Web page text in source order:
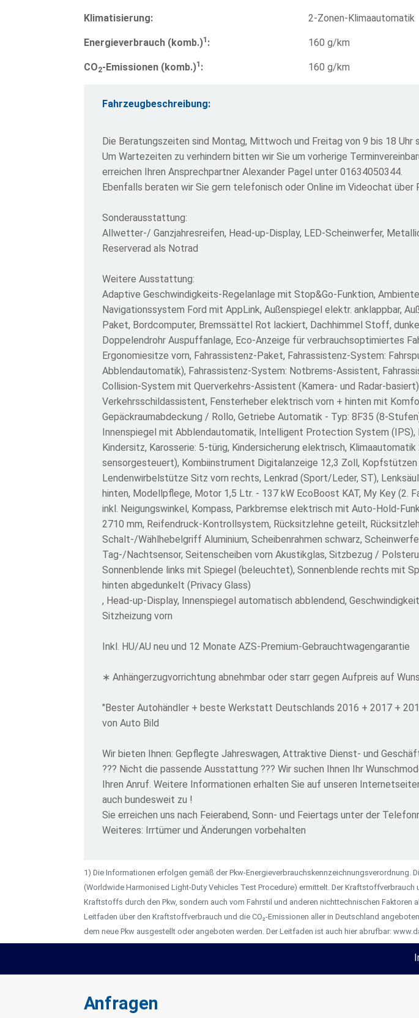
Klimatisierung: 2-Zonen-Klimaautomatik
Energieverbrauch (komb.)1 : 160 g/km
CO2-Emissionen (komb.)1 : 160 g/km
Fahrzeugbeschreibung:
Die Beratungszeiten sind Montag, Mittwoch und Freitag von 9 bis 18 Uhr
Um Wartezeiten zu verhindern bitten wir Sie um vorherige
erreichen Ihren Ansprechpartner Alexander Pagel unter 01634050344.
Ebenfalls beraten wir Sie gern telefonisch oder Online im Videochat über
Sonderausstattung:
Allwetter-/ Ganzjahresreifen, Head-up-Display, LED-Scheinwerfer,
Reserverad als Notrad
Weitere Ausstattung:
Adaptive Geschwindigkeits-Regelanlage mit Stop&Go-Funktion,
Navigationssystem Ford mit AppLink, Außenspiegel elektr. anklappbar,
Paket, Bordcomputer, Bremssättel Rot lackiert, Dachhimmel Stoff,
Doppelendrohr Auspuffanlage, Eco-Anzeige für verbrauchsoptimiertes
Ergonomiesitze vorn, Fahrassistenz-Paket, Fahrassistenz-System:
Abblendautomatik), Fahrassistenz-System: Notbrems-Assistent,
Collision-System mit Querverkehrs-Assistent (Kamera- und Radar-
Verkehrsschildassistent, Fensterheber elektrisch vorn + hinten mit
Gepäckraumabdeckung / Rollo, Getriebe Automatik - Typ: 8F35 (8-
Innenspiegel mit Abblendautomatik, Intelligent Protection System
Kindersitz, Karosserie: 5-türig, Kindersicherung elektrisch,
sensorgesteuert), Kombiinstrument Digitalanzeige 12,3 Zoll,
Lendenwirbelstütze Sitz vorn rechts, Lenkrad (Sport/Leder, ST),
hinten, Modellpflege, Motor 1,5 Ltr. - 137 kW EcoBoost KAT, My Key (2.
inkl. Neigungswinkel, Kompass, Parkbremse elektrisch mit Auto-Hold-
2710 mm, Reifendruck-Kontrollsystem, Rücksitzlehne geteilt,
Schalt-/Wählhebelgriff Aluminium, Scheibenrahmen schwarz,
Tag-/Nachtsensor, Seitenscheiben vorn Akustikglas, Sitzbezug /
Sonnenblende links mit Spiegel (beleuchtet), Sonnenblende rechts mit
hinten abgedunkelt (Privacy Glass)
, Head-up-Display, Innenspiegel automatisch abblendend,
Sitzheizung vorn
Inkl. HU/AU neu und 12 Monate AZS-Premium-Gebrauchtwagengarantie
∗ Anhängerzugvorrichtung abnehmbar oder starr gegen Aufpreis auf
"Bester Autohändler + beste Werkstatt Deutschlands 2016 + 2017 +
von Auto Bild
Wir bieten Ihnen: Gepflegte Jahreswagen, Attraktive Dienst- und
??? Nicht die passende Ausstattung ??? Wir suchen Ihnen Ihr
Ihren Anruf. Weitere Informationen erhalten Sie auf unseren
auch bundesweit zu !
Sie erreichen uns nach Feierabend, Sonn- und Feiertags unter der
Weiteres: Irrtümer und Änderungen vorbehalten
1) Die Informationen erfolgen gemäß der Pkw-Energieverbrauchskennzeichnungsverordnung.
(Worldwide Harmonised Light-Duty Vehicles Test Procedure) ermittelt. Der
Kraftstoffs durch den Pkw, sondern auch vom Fahrstil und anderen nichttechnischen
Leitfaden über den Kraftstoffverbrauch und die CO₂-Emissionen aller in Deutschland
dem neue Pkw ausgestellt oder angeboten werden. Der Leitfaden ist auch hier abrufbar:
Anfragen